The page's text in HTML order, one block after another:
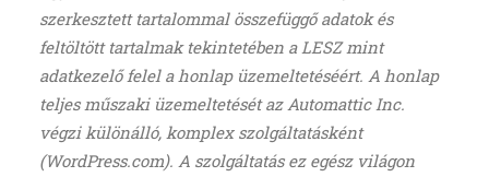
szerkesztett tartalommal összefüggő adatok és
feltöltött tartalmak tekintetében a LESZ mint
adatkezelő felel a honlap üzemeltetéséért. A honlap
teljes műszaki üzemeltetését az Automattic Inc.
végzi különálló, komplex szolgáltatásként
(WordPress.com). A szolgáltatás ez egész világon